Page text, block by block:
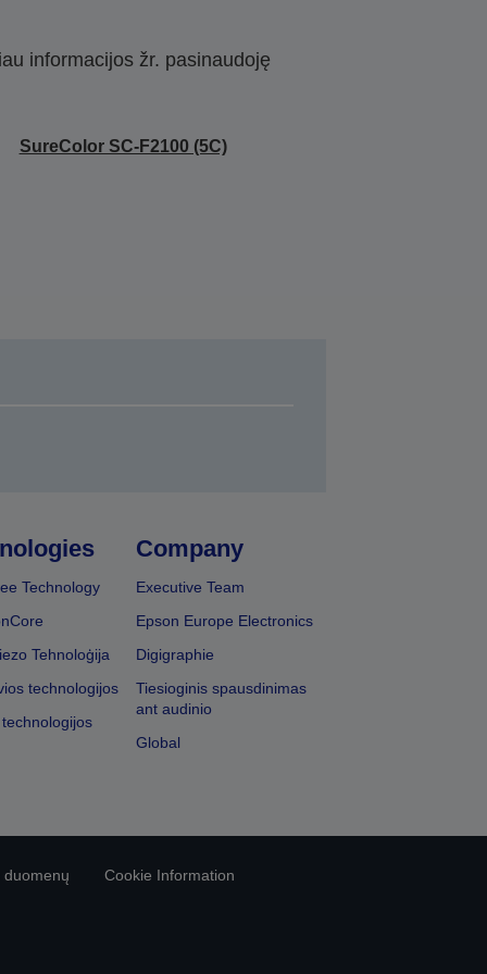
informacijos žr. pasinaudoję
SureColor SC-F2100 (5C)
Technology
Tehnoloģija
technologijos
Company
Executive Team
Epson Europe Electronics
Digigraphie
Tiesioginis spausdinimas
ant audinio
Global
duomenų
Cookie Information